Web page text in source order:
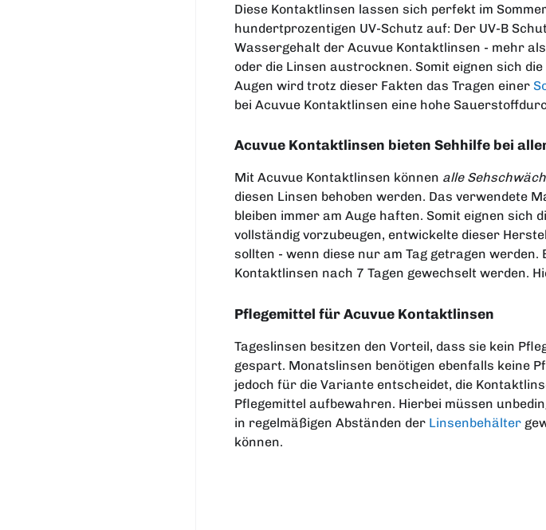
Diese Kontaktlinsen lassen sich perfekt im
hundertprozentigen UV-Schutz auf: Der UV-B
Wassergehalt der Acuvue Kontaktlinsen - mehr
oder die Linsen austrocknen. Somit eignen sich
Augen wird trotz dieser Fakten das Tragen einer
bei Acuvue Kontaktlinsen eine hohe
Acuvue Kontaktlinsen bieten Sehhilfe bei
Mit Acuvue Kontaktlinsen können alle
diesen Linsen behoben werden. Das verwendete
bleiben immer am Auge haften. Somit eignen sich
vollständig vorzubeugen, entwickelte dieser
sollten - wenn diese nur am Tag getragen
Kontaktlinsen nach 7 Tagen gewechselt werden.
Pflegemittel für Acuvue Kontaktlinsen
Tageslinsen besitzen den Vorteil, dass sie kein
gespart. Monatslinsen benötigen ebenfalls keine
jedoch für die Variante entscheidet, die
Pflegemittel aufbewahren. Hierbei müssen
in regelmäßigen Abständen der Linsenbehälter
können.